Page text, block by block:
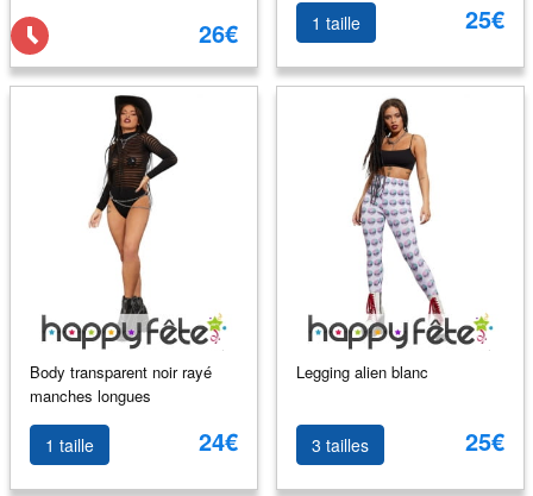
26€ 1 taille 25€
Body transparent noir rayé
manches longues
1 taille 24€
Legging alien blanc
3 tailles 25€